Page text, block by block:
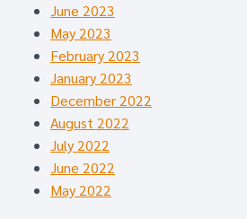
June 2023
May 2023
February 2023
January 2023
December 2022
August 2022
July 2022
June 2022
May 2022